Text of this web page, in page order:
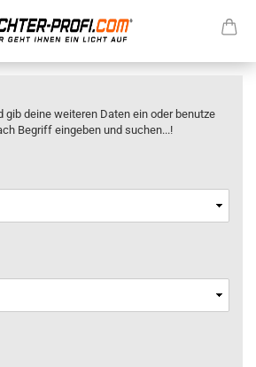
gib deine weiteren Daten ein oder benutze
Begriff eingeben und suchen...!